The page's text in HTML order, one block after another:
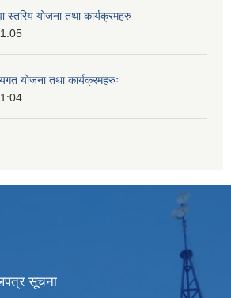
योजना तथा कार्यक्रमहरु
योजना तथा कार्यक्रमहरुः
सूचना